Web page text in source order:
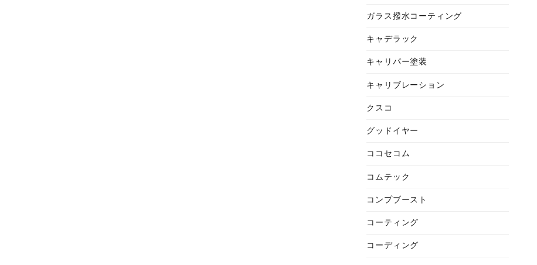
ガラス撥水コーティング
キャデラック
キャリパー塗装
キャリブレーション
クスコ
グッドイヤー
ココセコム
コムテック
コンプブースト
コーティング
コーディング